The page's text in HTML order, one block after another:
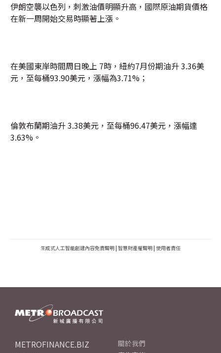
伊朗空襲以色列，刺激油價明顯升高，國際原油期貨價格
在新一周開始交易時顯著上漲。
在美國東岸時間周日晚上 7時，紐約7月份期油升 3.36美
元，至每桶93.90美元，漲幅為3.71%；
倫敦布蘭期油升 3.38美元，至每桶96.47美元，漲幅達
3.63%。
生成式人工智能創建內容免責聲明 | 智慧財產權聲明 | 使用者責任
METROFINANCE.BIZ
關於我們